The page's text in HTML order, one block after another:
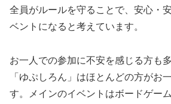
全員がルールを守ることで、安心・
ベントになると考えています。
お一人での参加に不安を感じる方も
「ゆぷしろん」はほとんどの方がお
す。メインのイベントはボードゲー